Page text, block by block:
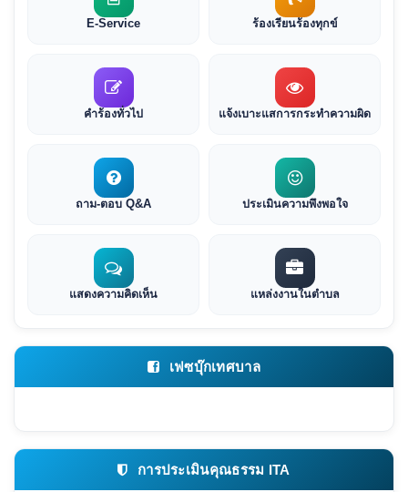
E-Service ร้องเรียนร้องทุกข์
คำร้องทั่วไป แจ้งเบาะแสการกระทำความผิด
ถาม-ตอบ Q&A ประเมินความพึงพอใจ
แสดงความคิดเห็น แหล่งงานในตำบล
เฟซบุ๊กเทศบาล
การประเมินคุณธรรม ITA